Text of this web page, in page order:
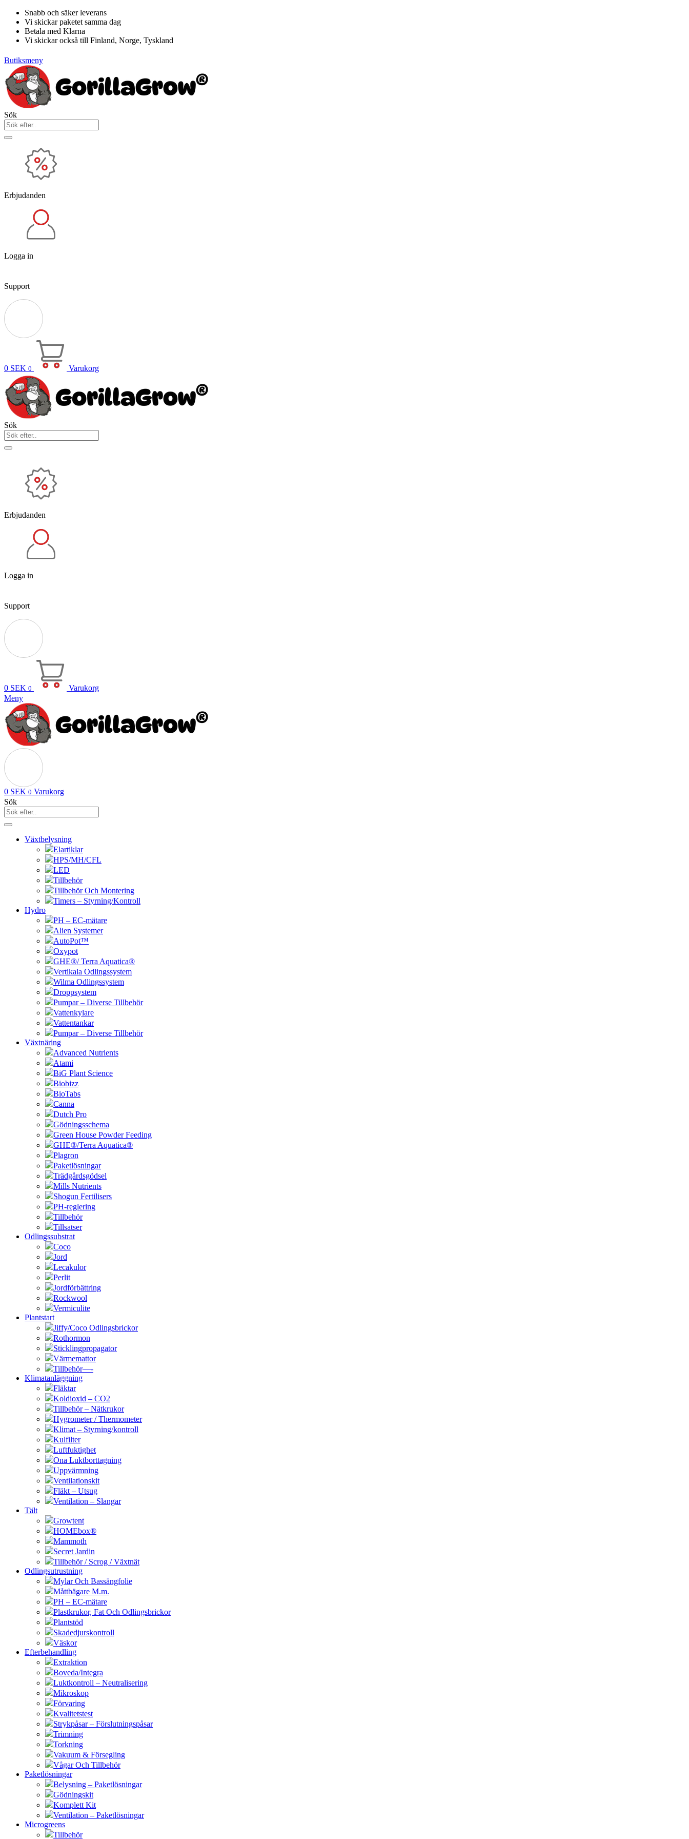
Hoppa
innehåll
Snabb och säker leverans
Vi skickar paketet samma dag
Betala med Klarna
Vi skickar också till Finland, Norge, Tyskland
Butiksmeny
Sök
Erbjudanden
Logga in
Support
0 SEK 0 Varukorg
Sök
Erbjudanden
Logga in
Support
0 SEK 0
Varukorg
Meny
0 SEK 0 Varukorg
Sök
Växtbelysning
Elartiklar
HPS/MH/CFL
LED
Tillbehör
Tillbehör Och Montering
Timers – Styrning/Kontroll
Hydro
PH – EC-mätare
Alien Systemer
AutoPot™
Oxypot
GHE®/ Terra Aquatica®
Vertikala Odlingssystem
Wilma Odlingssystem
Droppsystem
Pumpar – Diverse Tillbehör
Vattenkylare
Vattentankar
Pumpar – Diverse Tillbehör
Växtnäring
Advanced Nutrients
Atami
BiG Plant Science
Biobizz
BioTabs
Canna
Dutch Pro
Gödningsschema
Green House Powder Feeding
GHE®/Terra Aquatica®
Plagron
Paketlösningar
Trädgårdsgödsel
Mills Nutrients
Shogun Fertilisers
PH-reglering
Tillbehör
Tillsatser
Odlingssubstrat
Coco
Jord
Lecakulor
Perlit
Jordförbättring
Rockwool
Vermiculite
Plantstart
Jiffy/Coco Odlingsbrickor
Rothormon
Sticklingpropagator
Värmemattor
Tillbehör—-
Klimatanläggning
Fläktar
Koldioxid – CO2
Tillbehör – Nätkrukor
Hygrometer / Thermometer
Klimat – Styrning/kontroll
Kulfilter
Luftfuktighet
Ona Luktborttagning
Uppvärmning
Ventilationskit
Fläkt – Utsug
Ventilation – Slangar
Tält
Growtent
HOMEbox®
Mammoth
Secret Jardin
Tillbehör / Scrog / Växtnät
Odlingsutrustning
Mylar Och Bassängfolie
Måttbägare M.m.
PH – EC-mätare
Plastkrukor, Fat Och Odlingsbrickor
Plantstöd
Skadedjurskontroll
Väskor
Efterbehandling
Extraktion
Boveda/Integra
Luktkontroll – Neutralisering
Mikroskop
Förvaring
Kvalitetstest
Strykpåsar – Förslutningspåsar
Trimning
Torkning
Vakuum & Försegling
Vågar Och Tillbehör
Paketlösningar
Belysning – Paketlösningar
Gödningskit
Komplett Kit
Ventilation – Paketlösningar
Microgreens
Tillbehör